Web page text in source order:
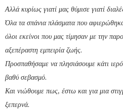
Αλλά κυρίως γιατί μας θύμισε γιατί
Όλα τα σπάνια πλάσματα που
όλοι εκείνοι που μας τίμησαν με την
αξεπέραστη εμπειρία ζωής.
Προσπαθήσαμε να πλησιάσουμε κάτι ιερό
βαθύ σεβασμό.
Και νιώθουμε πως, έστω και για μια
ξεπερνά.